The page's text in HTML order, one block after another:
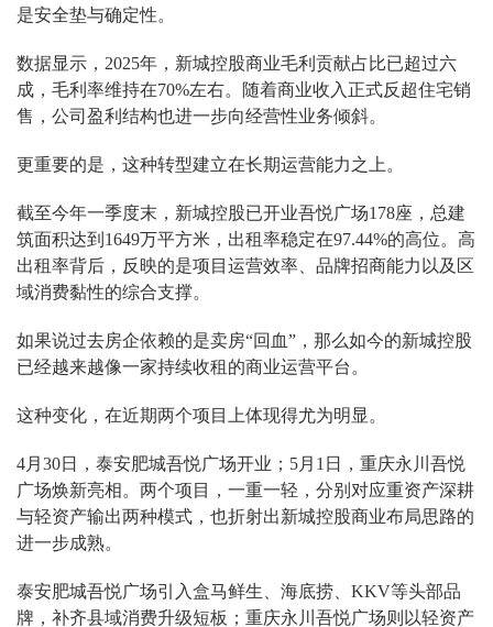
是安全垫与确定性。
数据显示，2025年，新城控股商业毛利贡献占比已超过六
成，毛利率维持在70%左右。随着商业收入正式反超住宅销
售，公司盈利结构也进一步向经营性业务倾斜。
更重要的是，这种转型建立在长期运营能力之上。
截至今年一季度末，新城控股已开业吾悦广场178座，总建
筑面积达到1649万平方米，出租率稳定在97.44%的高位。高
出租率背后，反映的是项目运营效率、品牌招商能力以及区
域消费黏性的综合支撑。
如果说过去房企依赖的是卖房“回血”，那么如今的新城控股
已经越来越像一家持续收租的商业运营平台。
这种变化，在近期两个项目上体现得尤为明显。
4月30日，泰安肥城吾悦广场开业；5月1日，重庆永川吾悦
广场焕新亮相。两个项目，一重一轻，分别对应重资产深耕
与轻资产输出两种模式，也折射出新城控股商业布局思路的
进一步成熟。
泰安肥城吾悦广场引入盒马鲜生、海底捞、KKV等头部品
牌，补齐县域消费升级短板；重庆永川吾悦广场则以轻资产